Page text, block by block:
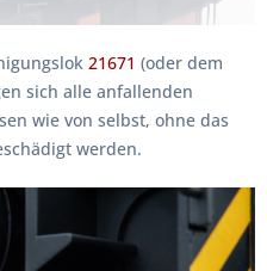
21671 (oder dem
sich alle anfallenden
wie von selbst, ohne das
werden.